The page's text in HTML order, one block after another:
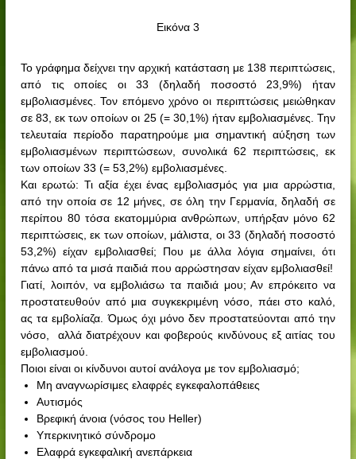
Εικόνα 3
Το γράφημα δείχνει την αρχική κατάσταση με 138 περιπτώσεις,
από τις οποίες οι 33 (δηλαδή ποσοστό 23,9%) ήταν
εμβολιασμένες. Τον επόμενο χρόνο οι περιπτώσεις μειώθηκαν
σε 83, εκ των οποίων οι 25 (= 30,1%) ήταν εμβολιασμένες. Την
τελευταία περίοδο παρατηρούμε μια σημαντική αύξηση των
εμβολιασμένων περιπτώσεων, συνολικά 62 περιπτώσεις, εκ
των οποίων 33 (= 53,2%) εμβολιασμένες.
Και ερωτώ: Τι αξία έχει ένας εμβολιασμός για μια αρρώστια,
από την οποία σε 12 μήνες, σε όλη την Γερμανία, δηλαδή σε
περίπου 80 τόσα εκατομμύρια ανθρώπων, υπήρξαν μόνο 62
περιπτώσεις, εκ των οποίων, μάλιστα, οι 33 (δηλαδή ποσοστό
53,2%) είχαν εμβολιασθεί; Που με άλλα λόγια σημαίνει, ότι
πάνω από τα μισά παιδιά που αρρώστησαν είχαν εμβολιασθεί!
Γιατί, λοιπόν, να εμβολιάσω τα παιδιά μου; Αν επρόκειτο να
προστατευθούν από μια συγκεκριμένη νόσο, πάει στο καλό,
ας τα εμβολίαζα. Όμως όχι μόνο δεν προστατεύονται από την
νόσο,
αλλά διατρέχουν και φοβερούς κινδύνους εξ αιτίας του
εμβολιασμού.
Ποιοι είναι οι κίνδυνοι αυτοί ανάλογα με τον εμβολιασμό;
Μη αναγνωρίσιμες ελαφρές εγκεφαλοπάθειες
Αυτισμός
Βρεφική άνοια (νόσος του Heller)
Υπερκινητικό σύνδρομο
Ελαφρά εγκεφαλική ανεπάρκεια